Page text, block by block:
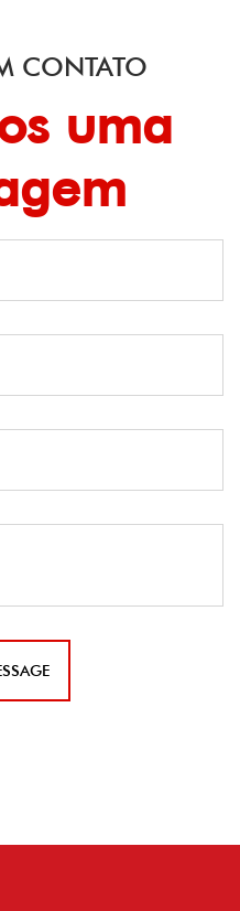
CONTATO
uma